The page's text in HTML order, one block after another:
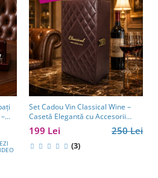
Set Cadou Vin Classical Wine –
Casetă Elegantă cu Accesorii
pentru Vin
250 Lei
199 Lei
(3)